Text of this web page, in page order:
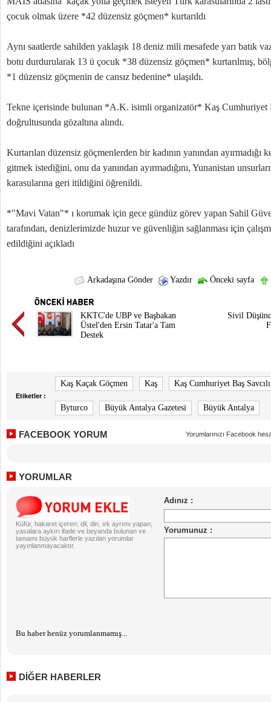
çocuk olmak üzere *42 düzensiz göçmen* kurtarıldı
Aynı saatlerde sahilden yaklaşık 18 deniz mili mesafede yarı batık
botu durdurularak 13 ü çocuk *38 düzensiz göçmen* kurtarılmış,
*1 düzensiz göçmenin de cansız bedenine* ulaşıldı.
Tekne içerisinde bulunan *A.K. isimli organizatör* Kaş Cumhuriyet
doğrultusunda gözaltına alındı.
Kurtarılan düzensiz göçmenlerden bir kadının yanından ayırmadığı
gitmek istediğini, onu da yanından ayırmadığını, Yunanistan
karasularına geri itildiğini öğrenildi.
*"Mavi Vatan"* ı korumak için gece gündüz görev yapan Sahil
tarafından, denizlerimizde huzur ve güvenliğin sağlanması için
edildiğini açıkladı
Arkadaşına Gönder Yazdır Önceki sayfa
KKTC'de UBP ve Başbakan
Üstel'den Ersin Tatar'a Tam
Destek
Sivil
Etiketler :
Kaş Kaçak Göçmen Kaş Kaş Cumhuriyet Baş
Byturco Büyük Antalya Gazetesi Büyük Antalya
FACEBOOK YORUM Yorumlarınızı Facebook
YORUMLAR
Küfür, hakaret içeren; dil, din, ırk ayrımı yapan;
yasalara aykırı ifade ve beyanda bulunan ve
tamamı büyük harflerle yazılan yorumlar
yayınlanmayacaktır.
Bu haber henüz yorumlanmamış...
DİĞER HABERLER